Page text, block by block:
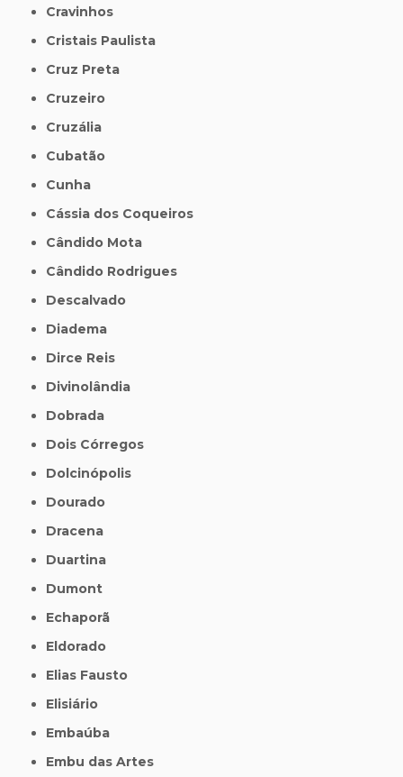
Cravinhos
Cristais Paulista
Cruz Preta
Cruzeiro
Cruzália
Cubatão
Cunha
Cássia dos Coqueiros
Cândido Mota
Cândido Rodrigues
Descalvado
Diadema
Dirce Reis
Divinolândia
Dobrada
Dois Córregos
Dolcinópolis
Dourado
Dracena
Duartina
Dumont
Echaporã
Eldorado
Elias Fausto
Elisiário
Embaúba
Embu das Artes